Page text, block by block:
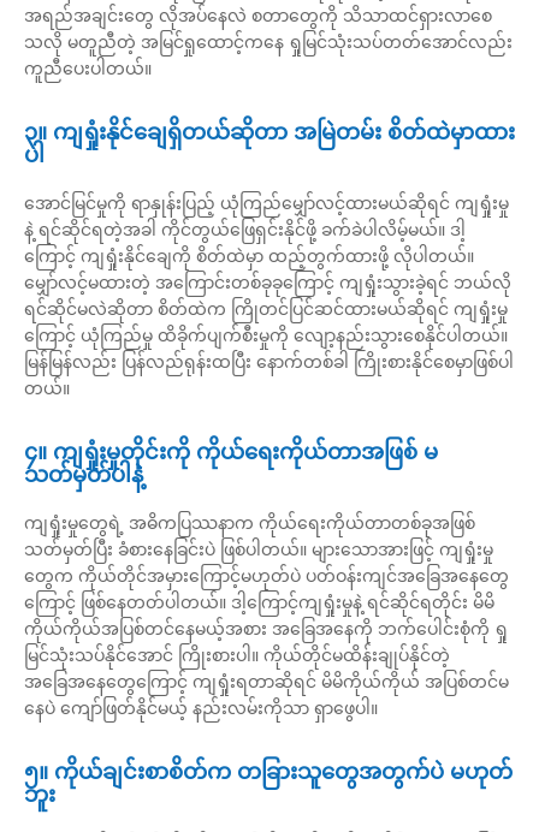
အရည်အချင်းတွေ လိုအပ်နေလဲ စတာတွေကို သိသာထင်ရှားလာစေ
သလို မတူညီတဲ့ အမြင်ရှုထောင့်ကနေ ရှုမြင်သုံးသပ်တတ်အောင်လည်း
ကူညီပေးပါတယ်။
၃။ ကျရှုံးနိုင်ချေရှိတယ်ဆိုတာ အမြဲတမ်း စိတ်ထဲမှာထား
ပါ
အောင်မြင်မှုကို ရာနှုန်းပြည့် ယုံကြည်မျှော်လင့်ထားမယ်ဆိုရင် ကျရှုံးမှု
နဲ့ ရင်ဆိုင်ရတဲ့အခါ ကိုင်တွယ်ဖြေရှင်းနိုင်ဖို့ ခက်ခဲပါလိမ့်မယ်။ ဒါ့
ကြောင့် ကျရှုံးနိုင်ချေကို စိတ်ထဲမှာ ထည့်တွက်ထားဖို့ လိုပါတယ်။
မျှော်လင့်မထားတဲ့ အကြောင်းတစ်ခုခုကြောင့် ကျရှုံးသွားခဲ့ရင် ဘယ်လို
ရင်ဆိုင်မလဲဆိုတာ စိတ်ထဲက ကြိုတင်ပြင်ဆင်ထားမယ်ဆိုရင် ကျရှုံးမှု
ကြောင့် ယုံကြည်မှု ထိခိုက်ပျက်စီးမှုကို လျော့နည်းသွားစေနိုင်ပါတယ်။
မြန်မြန်လည်း ပြန်လည်ရုန်းထပြီး နောက်တစ်ခါ ကြိုးစားနိုင်စေမှာဖြစ်ပါ
တယ်။
၄။ ကျရှုံးမှုတိုင်းကို ကိုယ်ရေးကိုယ်တာအဖြစ် မ
သတ်မှတ်ပါနဲ့
ကျရှုံးမှုတွေရဲ့ အဓိကပြဿနာက ကိုယ်ရေးကိုယ်တာတစ်ခုအဖြစ်
သတ်မှတ်ပြီး ခံစားနေခြင်းပဲ ဖြစ်ပါတယ်။ များသောအားဖြင့် ကျရှုံးမှု
တွေက ကိုယ်တိုင်အမှားကြောင့်မဟုတ်ပဲ ပတ်ဝန်းကျင်အခြေအနေတွေ
ကြောင့် ဖြစ်နေတတ်ပါတယ်။ ဒါ့ကြောင့်ကျရှုံးမှုနဲ့ ရင်ဆိုင်ရတိုင်း မိမိ
ကိုယ်ကိုယ်အပြစ်တင်နေမယ့်အစား အခြေအနေကို ဘက်ပေါင်းစုံကို ရှု
မြင်သုံးသပ်နိုင်အောင် ကြိုးစားပါ။ ကိုယ်တိုင်မထိန်းချုပ်နိုင်တဲ့
အခြေအနေတွေကြောင့် ကျရှုံးရတာဆိုရင် မိမိကိုယ်ကိုယ် အပြစ်တင်မ
နေပဲ ကျော်ဖြတ်နိုင်မယ့် နည်းလမ်းကိုသာ ရှာဖွေပါ။
၅။ ကိုယ်ချင်းစာစိတ်က တခြားသူတွေအတွက်ပဲ မဟုတ်
ဘူး